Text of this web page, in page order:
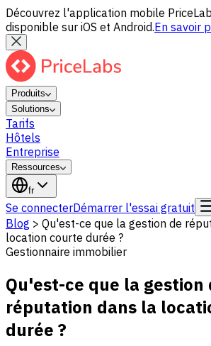
Découvrez l'application mobile
disponible sur iOS et Android.En savoir
Produits
Solutions
Tarifs
Hôtels
Entreprise
Ressources
fr
Se connecterDémarrer l'essai gratuit
Blog > Qu'est-ce que la gestion de
location courte durée ?
Gestionnaire immobilier
Qu'est-ce que la gestion
réputation dans la
durée ?